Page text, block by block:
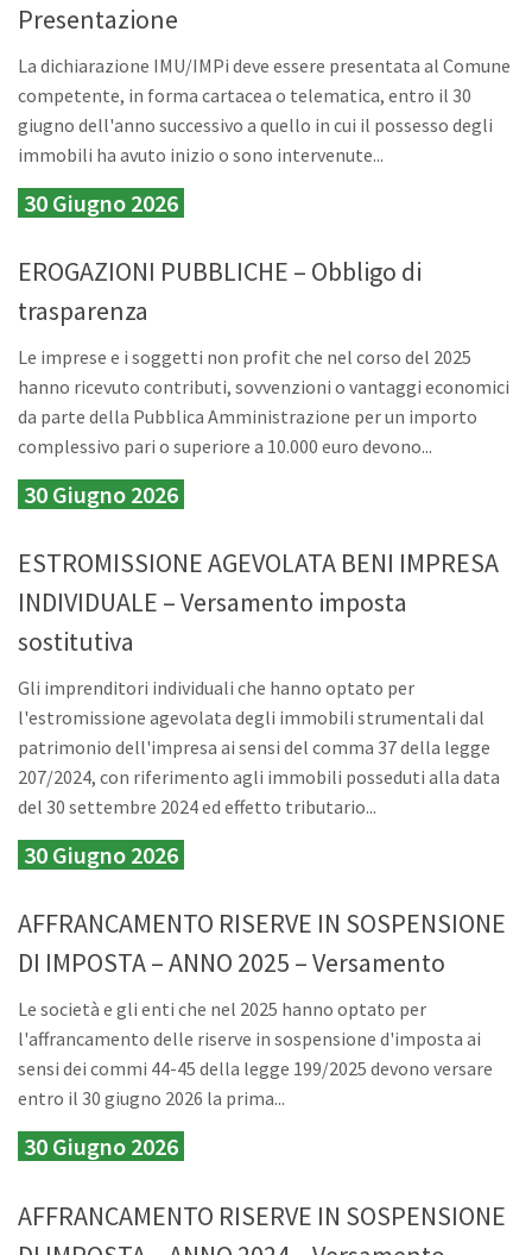
Presentazione
La dichiarazione IMU/IMPi deve essere presentata al Comune
competente, in forma cartacea o telematica, entro il 30
giugno dell'anno successivo a quello in cui il possesso degli
immobili ha avuto inizio o sono intervenute...
30 Giugno 2026
EROGAZIONI PUBBLICHE – Obbligo di
trasparenza
Le imprese e i soggetti non profit che nel corso del 2025
hanno ricevuto contributi, sovvenzioni o vantaggi economici
da parte della Pubblica Amministrazione per un importo
complessivo pari o superiore a 10.000 euro devono...
30 Giugno 2026
ESTROMISSIONE AGEVOLATA BENI IMPRESA
INDIVIDUALE – Versamento imposta
sostitutiva
Gli imprenditori individuali che hanno optato per
l'estromissione agevolata degli immobili strumentali dal
patrimonio dell'impresa ai sensi del comma 37 della legge
207/2024, con riferimento agli immobili posseduti alla data
del 30 settembre 2024 ed effetto tributario...
30 Giugno 2026
AFFRANCAMENTO RISERVE IN SOSPENSIONE
DI IMPOSTA – ANNO 2025 – Versamento
Le società e gli enti che nel 2025 hanno optato per
l'affrancamento delle riserve in sospensione d'imposta ai
sensi dei commi 44-45 della legge 199/2025 devono versare
entro il 30 giugno 2026 la prima...
30 Giugno 2026
AFFRANCAMENTO RISERVE IN SOSPENSIONE